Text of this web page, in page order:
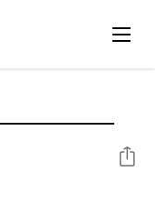
分享